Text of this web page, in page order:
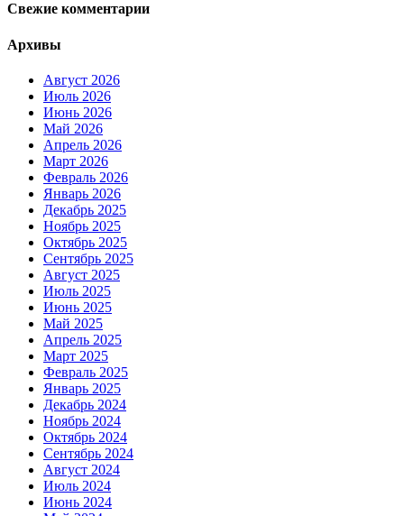
Свежие комментарии
Архивы
Август 2026
Июль 2026
Июнь 2026
Май 2026
Апрель 2026
Март 2026
Февраль 2026
Январь 2026
Декабрь 2025
Ноябрь 2025
Октябрь 2025
Сентябрь 2025
Август 2025
Июль 2025
Июнь 2025
Май 2025
Апрель 2025
Март 2025
Февраль 2025
Январь 2025
Декабрь 2024
Ноябрь 2024
Октябрь 2024
Сентябрь 2024
Август 2024
Июль 2024
Июнь 2024